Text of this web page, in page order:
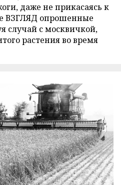
даже не прикасаясь к
ВЗГЛЯД опрошенные
случай с москвичкой,
растения во время